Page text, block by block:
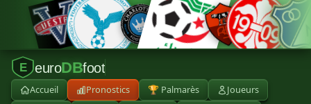
E euroDBfoot
Accueil Pronostics 🏆 Palmarès
Joueurs